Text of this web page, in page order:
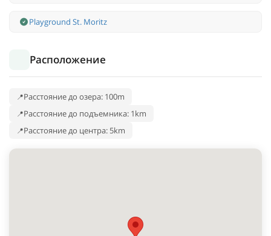
Playground St. Moritz
Расположение
Расстояние до озера: 100m
Расстояние до подъемника: 1km
Расстояние до центра: 5km